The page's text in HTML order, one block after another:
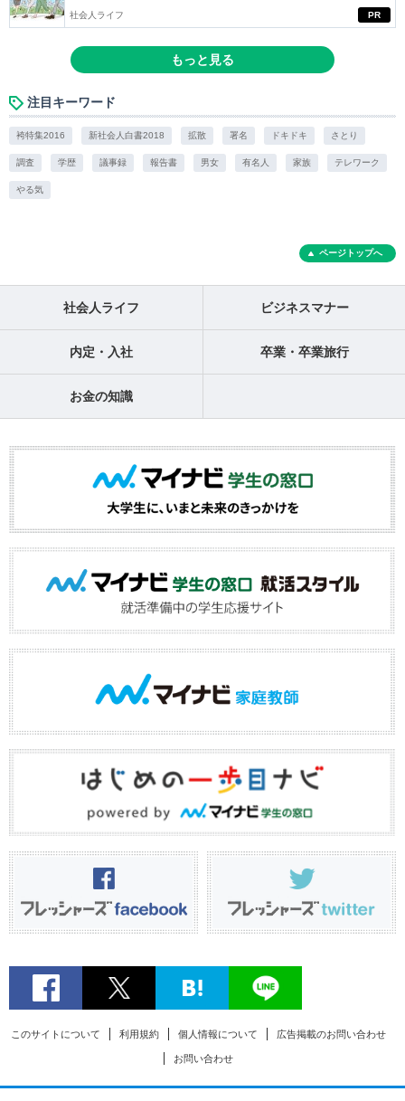
PR
社会人ライフ
もっと見る
注目キーワード
袴特集2016 新社会人白書2018 拡散 署名 ドキドキ さとり
調査 学歴 議事録 報告書 男女 有名人 家族 テレワーク
やる気
ページトップへ
社会人ライフ ビジネスマナー
内定・入社 卒業・卒業旅行
お金の知識
このサイトについて 利用規約 個人情報について 広告掲載のお問い合わせ
お問い合わせ